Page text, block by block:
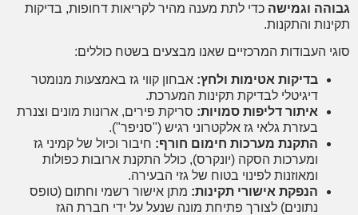
וגמישהכדי לתת מענה מהיר לקריאות דחופות, בדיקות
והתקנות.
העבודות המרכזיים שאנו מבצעים בשטח כוללים:
בדיקות אטימות ולחץ:אבחון קווי גז באמצעות מנומטר
דיגיטלי לבדיקת תקינות המערכת.
איתור דליפות סמויות:סריקת פירים, ארונות מונים וצנרת
בעזרת גלאי גז אלקטרוני רגיש ("סניפר").
התקנת מערכות חימום חורף:חיבור וכיול של קמיני גז
ומערכות הסקה (יונקרס), כולל התקנת ארובות כפולות
ומאוזנות לפינוי בטוח של גזי הבעירה.
הנפקת אישורי תקינות:מתן אישור רשמי וחתום (טופס
נתונים) לצורך פתיחת מונה שנעל על ידי חברת הגז